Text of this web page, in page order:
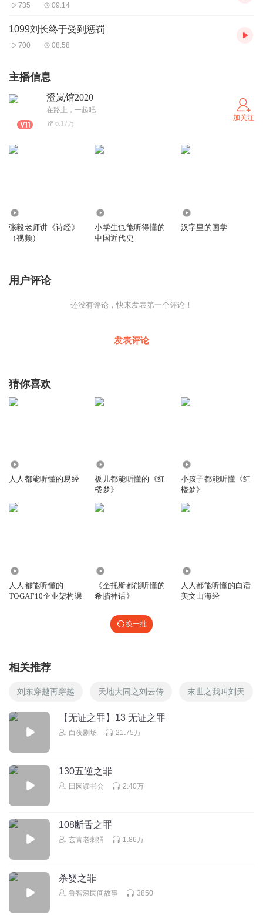
735 09:14
1099刘长终于受到惩罚
700 08:58
主播信息
澄岚馆2020
在路上，一起吧
6.17万
加关注
张毅老师讲《诗经》
（视频）
小学生也能听得懂的
中国近代史
汉字里的国学
用户评论
还没有评论，快来发表第一个评论！
发表评论
猜你喜欢
人人都能听懂的易经
板儿都能听懂的《红
楼梦》
小孩子都能听懂《红
楼梦》
人人都能听懂的
TOGAF10企业架构课
《奎托斯都能听懂的
希腊神话》
人人都能听懂的白话
美文山海经
换一批
相关推荐
刘东穿越再穿越 天地大同之刘云传 末世之我叫刘天
【无证之罪】13 无证之罪
白夜剧场 21.75万
130五逆之罪
田园读书会 2.40万
108断舌之罪
玄青老刺猬 1.86万
杀婴之罪
鲁智深民间故事 3850